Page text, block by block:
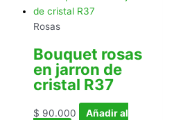
Rosas
Bouquet rosas
en jarron de
cristal R37
$ 90.000
Añadir al